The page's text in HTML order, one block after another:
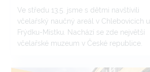
Ve středu 13.5. jsme s dětmi navštívili
včelařský naučný areál v Chlebovicích u
Frýdku-Místku. Nachází se zde největší
včelařské muzeum v České republice.